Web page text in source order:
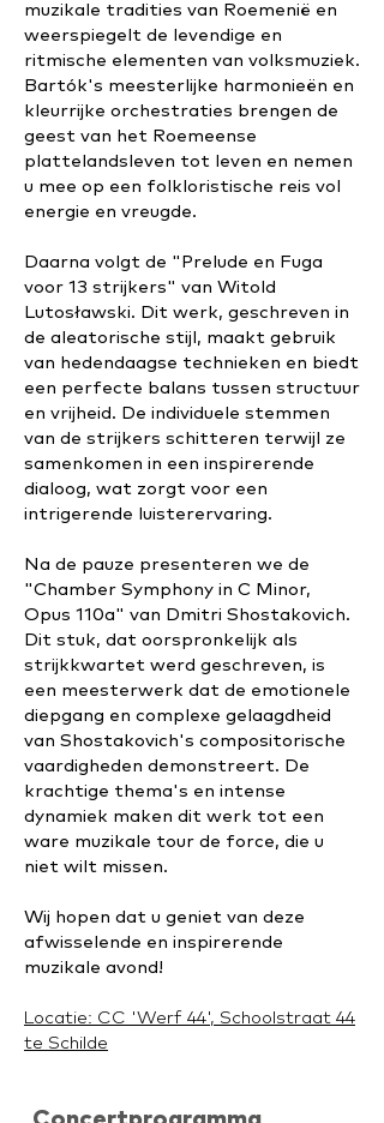
muzikale tradities van Roemenië en
weerspiegelt de levendige en
ritmische elementen van volksmuziek.
Bartók's meesterlijke harmonieën en
kleurrijke orchestraties brengen de
geest van het Roemeense
plattelandsleven tot leven en nemen
u mee op een folkloristische reis vol
energie en vreugde.
Daarna volgt de "Prelude en Fuga
voor 13 strijkers" van Witold
Lutosławski. Dit werk, geschreven in
de aleatorische stijl, maakt gebruik
van hedendaagse technieken en biedt
een perfecte balans tussen structuur
en vrijheid. De individuele stemmen
van de strijkers schitteren terwijl ze
samenkomen in een inspirerende
dialoog, wat zorgt voor een
intrigerende luisterervaring.
Na de pauze presenteren we de
"Chamber Symphony in C Minor,
Opus 110a" van Dmitri Shostakovich.
Dit stuk, dat oorspronkelijk als
strijkkwartet werd geschreven, is
een meesterwerk dat de emotionele
diepgang en complexe gelaagdheid
van Shostakovich's compositorische
vaardigheden demonstreert. De
krachtige thema's en intense
dynamiek maken dit werk tot een
ware muzikale tour de force, die u
niet wilt missen.
Wij hopen dat u geniet van deze
afwisselende en inspirerende
muzikale avond!
Locatie: CC 'Werf 44', Schoolstraat 44
te Schilde